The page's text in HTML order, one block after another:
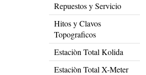
Repuestos y Servicio
Hitos y Clavos
Topograficos
Estaciòn Total Kolida
Estaciòn Total X-Meter